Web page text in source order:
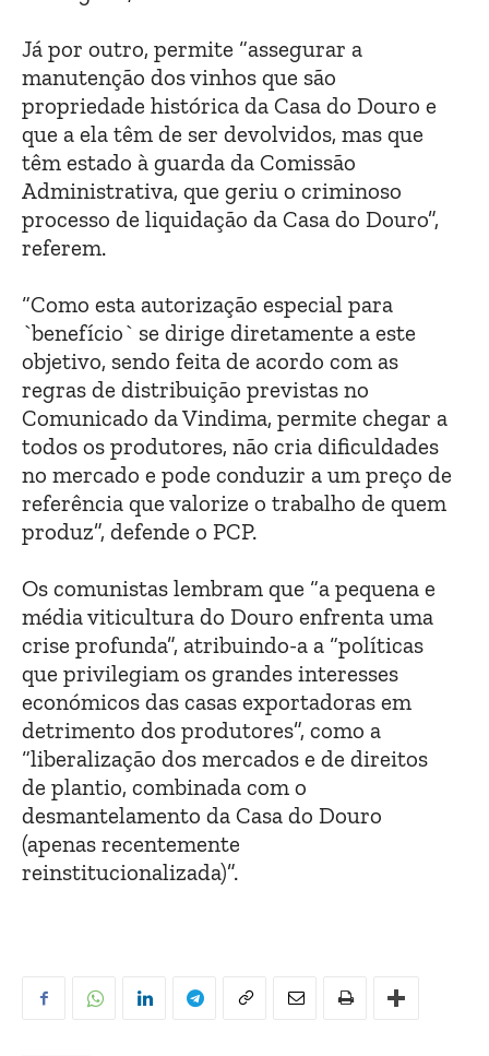
Já por outro, permite “assegurar a
manutenção dos vinhos que são
propriedade histórica da Casa do Douro e
que a ela têm de ser devolvidos, mas que
têm estado à guarda da Comissão
Administrativa, que geriu o criminoso
processo de liquidação da Casa do Douro”,
referem.
“Como esta autorização especial para
`benefício` se dirige diretamente a este
objetivo, sendo feita de acordo com as
regras de distribuição previstas no
Comunicado da Vindima, permite chegar a
todos os produtores, não cria dificuldades
no mercado e pode conduzir a um preço de
referência que valorize o trabalho de quem
produz”, defende o PCP.
Os comunistas lembram que “a pequena e
média viticultura do Douro enfrenta uma
crise profunda”, atribuindo-a a “políticas
que privilegiam os grandes interesses
económicos das casas exportadoras em
detrimento dos produtores”, como a
“liberalização dos mercados e de direitos
de plantio, combinada com o
desmantelamento da Casa do Douro
(apenas recentemente
reinstitucionalizada)”.